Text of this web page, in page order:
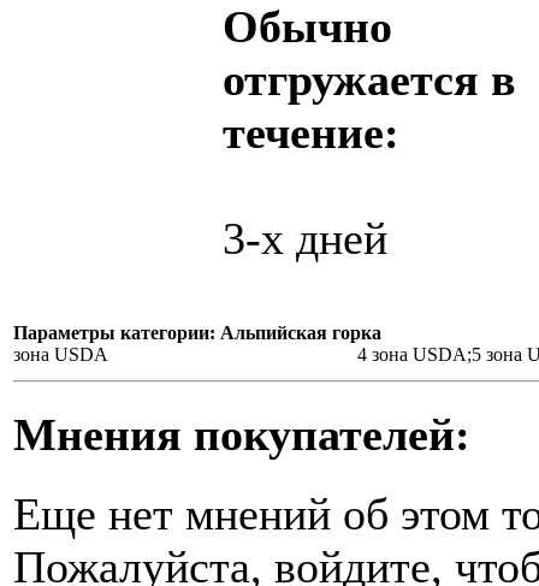
Обычно
отгружается в
течение:
3-х дней
Параметры категории: Альпийская горка
зона USDA
4 зона USDA;5 зона
Мнения покупателей:
Еще нет мнений об этом
Пожалуйста, войдите,